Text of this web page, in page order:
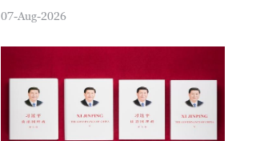
07-Aug-2026